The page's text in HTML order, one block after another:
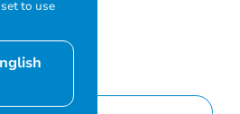
to use
de tricot